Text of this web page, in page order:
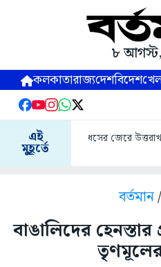
৮
কলকাতারাজ্যদেশবিদেশ
এই
মুহূর্তে
ধসের জেরে
বর্তমান
বাঙালিদের